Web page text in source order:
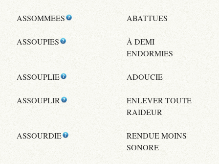
ASSOMMEES ABATTUES
ASSOUPIES
À DEMI
ENDORMIES
ASSOUPLIE ADOUCIE
ASSOUPLIR
ENLEVER TOUTE
RAIDEUR
ASSOURDIE
RENDUE MOINS
SONORE